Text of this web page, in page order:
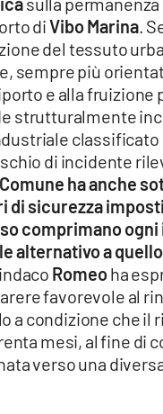
diVibo Marina.
del tessuto
sempre più
e alla fruizione
strutturalmente
classificato
di incidente
ha anche
di sicurezza
comprimano ogni
alternativo a
Romeoha
favorevole al
a condizione che il
mesi, al fine di
verso una